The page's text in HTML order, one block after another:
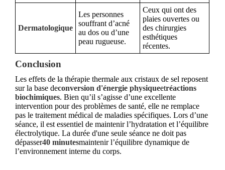
Dermatologique
Les personnes
souffrant d’acné
au dos ou d’une
peau rugueuse.
Ceux qui ont des
plaies ouvertes ou
des chirurgies
esthétiques
récentes.
Conclusion
Les effets de la thérapie thermale aux cristaux de sel reposent
sur la base deconversion d'énergie physiqueetréactions
biochimiques. Bien qu’il s’agisse d’une excellente
intervention pour des problèmes de santé, elle ne remplace
pas le traitement médical de maladies spécifiques. Lors d’une
séance, il est essentiel de maintenir l’hydratation et l’équilibre
électrolytique. La durée d'une seule séance ne doit pas
dépasser40 minutesmaintenir l’équilibre dynamique de
l’environnement interne du corps.